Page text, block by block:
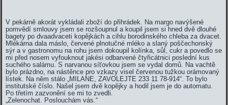
V pekárně akorát vykládali zboží do přihrádek. Na margo navýšené
pomvědí smlouvy jsem se rozšoupnul a koupil jsem si hned dvě dlouhé
bagety po dvaadvaceti kopějkách a cihlu borodinského chleba za dvacet.
Mlékárna dala máslo, červené plnotučné mléko a slaný poščechonský
sýr a v gastronomu na rohu jsem dokoupil kolínka, sůl, cukr a povedlo se
mi před nosem vyfouknout jakési odbarvené čtyřicátnici poslední kus
suchého salámu. S narvanou síťovkou jsem se vydal domů. Na vachtě
bylo prázdno, na nástěnce pro vzkazy visel červenou tužkou orámovaný
lístek. Na něm stálo „MILANE, ZAVOLEJTE 233 11 78-914“. To bylo
institutské číslo. Našel jsem dvě kopějky a hodil jsem je do automatu.
Po třetím zazvonění se mi to zvedli.
„Zelenochat. Poslouchám vás.“